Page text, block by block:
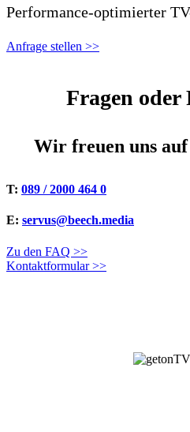
Performance-optimierter
Anfrage stellen >>
Fragen oder
Wir freuen uns
T: 089 / 2000 464 0
E: servus@beech.media
Zu den FAQ >>
Kontaktformular >>